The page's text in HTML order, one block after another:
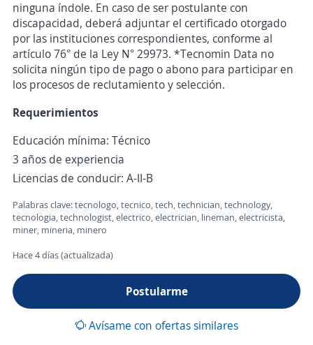
ninguna índole. En caso de ser postulante con
discapacidad, deberá adjuntar el certificado otorgado
por las instituciones correspondientes, conforme al
artículo 76° de la Ley N° 29973. *Tecnomin Data no
solicita ningún tipo de pago o abono para participar en
los procesos de reclutamiento y selección.
Requerimientos
Educación mínima: Técnico
3 años de experiencia
Licencias de conducir: A-II-B
Palabras clave: tecnologo, tecnico, tech, technician, technology,
tecnologia, technologist, electrico, electrician, lineman, electricista,
miner, mineria, minero
Hace 4 días (actualizada)
Postularme
Avísame con ofertas similares